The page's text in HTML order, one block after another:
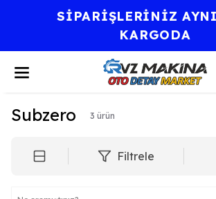
SİPARİŞLERİNİZ
KARGODA
Subzero 3 ürün
Filtrele